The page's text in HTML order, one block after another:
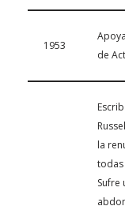
1953
de
la
todas
Sufre